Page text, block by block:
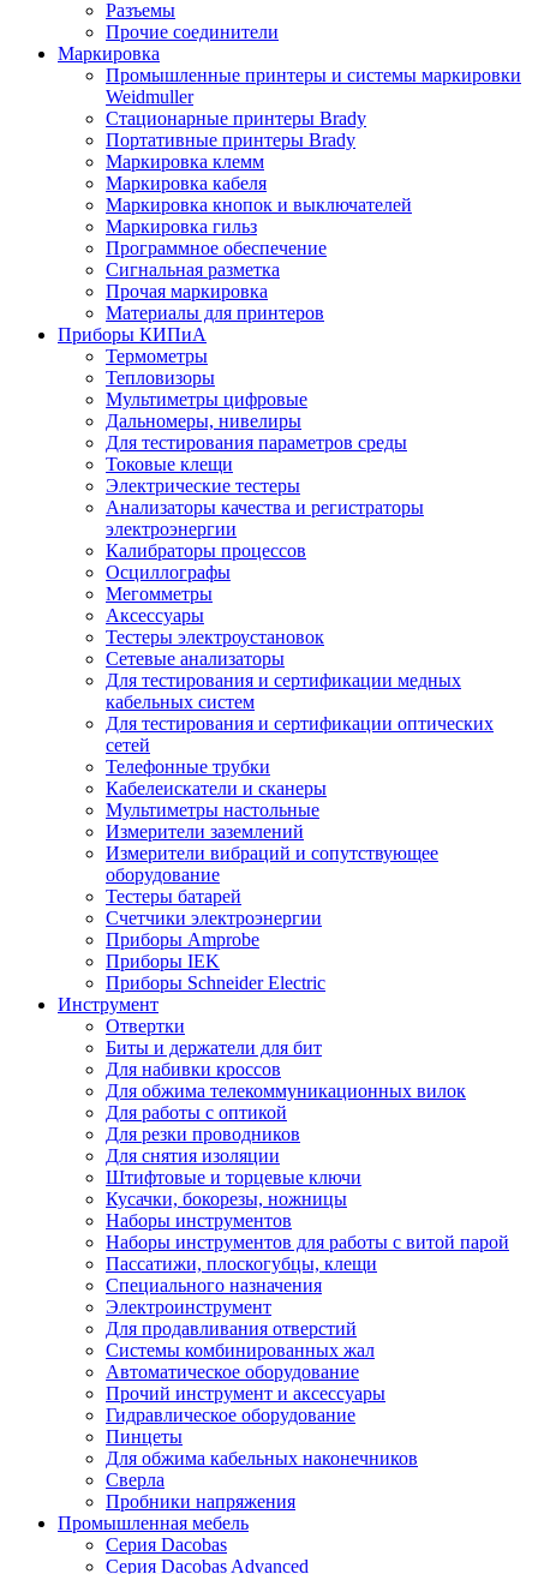
Разъемы
Прочие соединители
Маркировка
Промышленные принтеры и системы маркировки
Weidmuller
Стационарные принтеры Brady
Портативные принтеры Brady
Маркировка клемм
Маркировка кабеля
Маркировка кнопок и выключателей
Маркировка гильз
Программное обеспечение
Сигнальная разметка
Прочая маркировка
Материалы для принтеров
Приборы КИПиА
Термометры
Тепловизоры
Мультиметры цифровые
Дальномеры, нивелиры
Для тестирования параметров среды
Токовые клещи
Электрические тестеры
Анализаторы качества и регистраторы
электроэнергии
Калибраторы процессов
Осциллографы
Мегомметры
Аксессуары
Тестеры электроустановок
Сетевые анализаторы
Для тестирования и сертификации медных
кабельных систем
Для тестирования и сертификации оптических
сетей
Телефонные трубки
Кабелеискатели и сканеры
Мультиметры настольные
Измерители заземлений
Измерители вибраций и сопутствующее
оборудование
Тестеры батарей
Счетчики электроэнергии
Приборы Amprobe
Приборы IEK
Приборы Schneider Electric
Инструмент
Отвертки
Биты и держатели для бит
Для набивки кроссов
Для обжима телекоммуникационных вилок
Для работы с оптикой
Для резки проводников
Для снятия изоляции
Штифтовые и торцевые ключи
Кусачки, бокорезы, ножницы
Наборы инструментов
Наборы инструментов для работы с витой парой
Пассатижи, плоскогубцы, клещи
Специального назначения
Электроинструмент
Для продавливания отверстий
Системы комбинированных жал
Автоматическое оборудование
Прочий инструмент и аксессуары
Гидравлическое оборудование
Пинцеты
Для обжима кабельных наконечников
Сверла
Пробники напряжения
Промышленная мебель
Серия Dacobas
Серия Dacobas Advanced